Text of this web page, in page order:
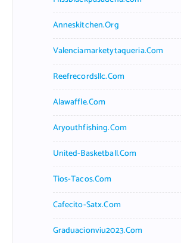
Anneskitchen.org
Valenciamarketytaqueria.com
Reefrecordsllc.com
Alawaffle.com
Aryouthfishing.com
United-Basketball.com
Tios-Tacos.com
Cafecito-Satx.com
Graduacionviu2023.com